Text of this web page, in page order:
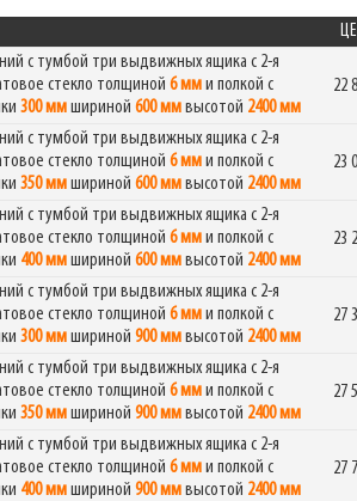
с тумбой три выдвижных ящика с 2-я
стекло толщиной 6 мми полкой с
300 ммшириной 600 ммвысотой 2400 мм
22
с тумбой три выдвижных ящика с 2-я
стекло толщиной 6 мми полкой с
350 ммшириной 600 ммвысотой 2400 мм
23
с тумбой три выдвижных ящика с 2-я
стекло толщиной 6 мми полкой с
400 ммшириной 600 ммвысотой 2400 мм
23
с тумбой три выдвижных ящика с 2-я
стекло толщиной 6 мми полкой с
300 ммшириной 900 ммвысотой 2400 мм
27
с тумбой три выдвижных ящика с 2-я
стекло толщиной 6 мми полкой с
350 ммшириной 900 ммвысотой 2400 мм
27
с тумбой три выдвижных ящика с 2-я
стекло толщиной 6 мми полкой с
400 ммшириной 900 ммвысотой 2400 мм
27